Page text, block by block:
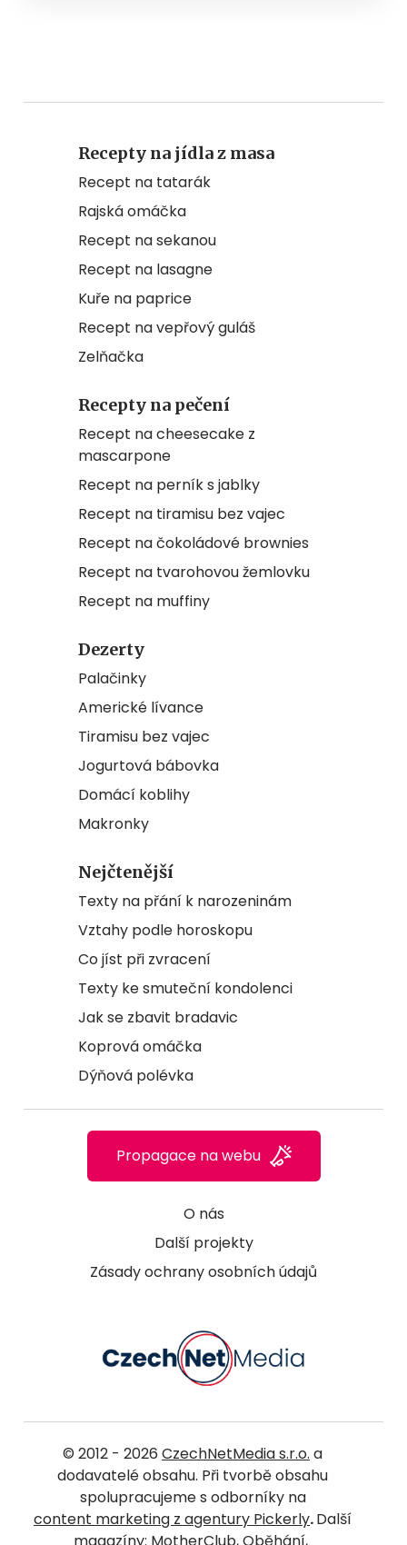
Recepty na jídla z masa
Recept na tatarák
Rajská omáčka
Recept na sekanou
Recept na lasagne
Kuře na paprice
Recept na vepřový guláš
Zelňačka
Recepty na pečení
Recept na cheesecake z
mascarpone
Recept na perník s jablky
Recept na tiramisu bez vajec
Recept na čokoládové brownies
Recept na tvarohovou žemlovku
Recept na muffiny
Dezerty
Palačinky
Americké lívance
Tiramisu bez vajec
Jogurtová bábovka
Domácí koblihy
Makronky
Nejčtenější
Texty na přání k narozeninám
Vztahy podle horoskopu
Co jíst při zvracení
Texty ke smuteční kondolenci
Jak se zbavit bradavic
Koprová omáčka
Dýňová polévka
O nás
Další projekty
Zásady ochrany osobních údajů
Propagace na webu
© 2012 - 2026 CzechNetMedia s.r.o. a
dodavatelé obsahu. Při tvorbě obsahu
spolupracujeme s odborníky na
content marketing z agentury Pickerly.Další